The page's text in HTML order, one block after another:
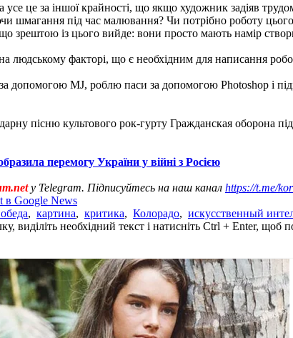
це за іншої крайності, що якщо художник задіяв
шмагання під час малювання? Чи потрібно роботу
зрештою із цього вийде: вони просто мають намір
людському факторі, що є необхідним для написання
допомогою MJ, роблю паси за допомогою Photoshop і
пісню культового рок-гурту Гражданская оборона
перемогу України у війні з Росією
у Telegram. Підписуйтесь на наш канал https://t.me/
в Google News
, картина, критика, Колорадо, искусственный
виділіть необхідний текст і натисніть Ctrl + Enter, щоб